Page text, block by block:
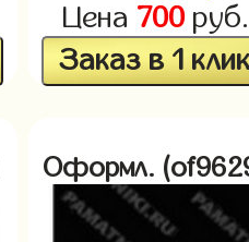
Цена 700руб.
Заказ в 1
Оформл.